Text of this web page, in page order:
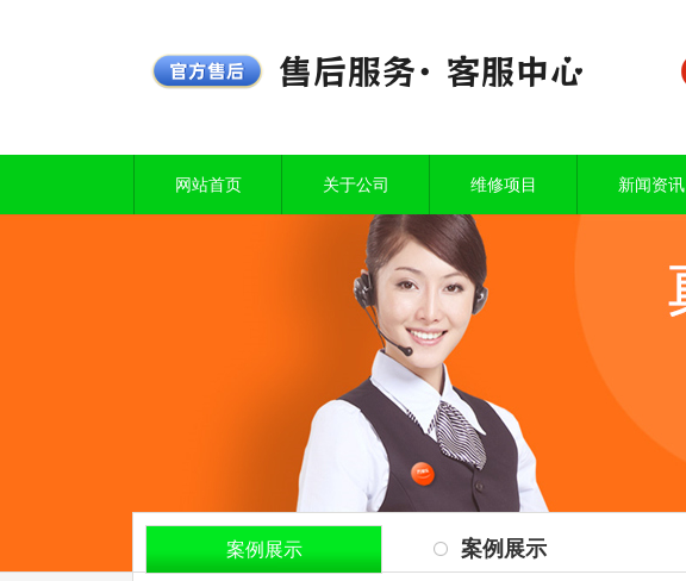
网站首页 关于公司 维修项目 新闻资讯
案例展示 案例展示